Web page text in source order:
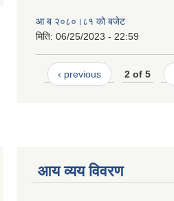
आ ब २०८०।८१ को बजेट
मिति: 06/25/2023 - 22:59
‹ previous 2 of 5
आय व्यय विवरण